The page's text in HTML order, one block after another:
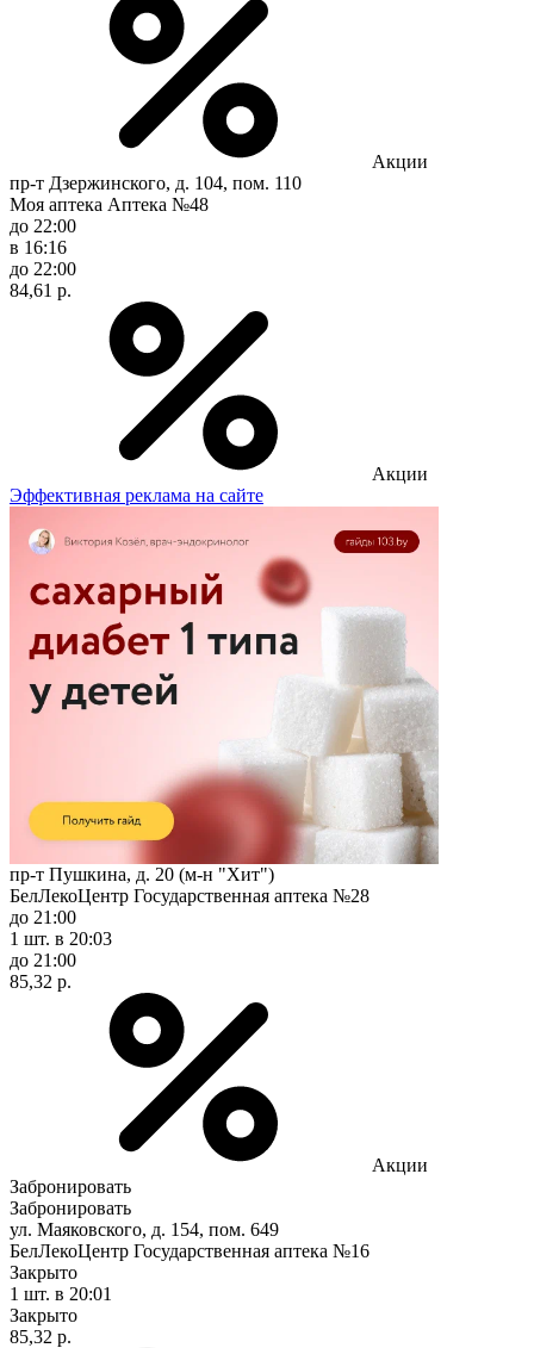
Акции
пр-т Дзержинского, д. 104, пом. 110
Моя аптека Аптека №48
до 22:00
в 16:16
до 22:00
84,61 р.
Акции
Эффективная реклама на сайте
пр-т Пушкина, д. 20 (м-н "Хит")
БелЛекоЦентр Государственная аптека №28
до 21:00
1 шт. в 20:03
до 21:00
85,32 р.
Акции
Забронировать
Забронировать
ул. Маяковского, д. 154, пом. 649
БелЛекоЦентр Государственная аптека №16
Закрыто
1 шт. в 20:01
Закрыто
85,32 р.